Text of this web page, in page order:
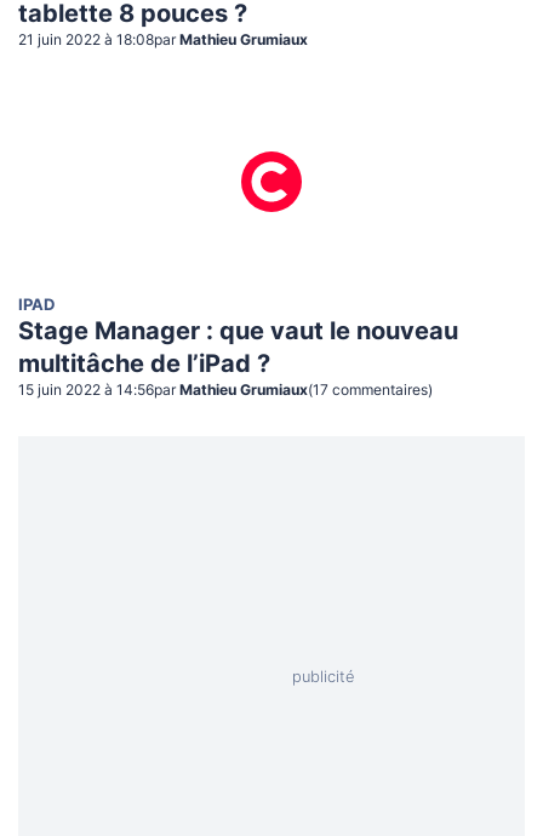
tablette 8 pouces ?
21 juin 2022 à 18:08par Mathieu Grumiaux
IPAD
Stage Manager : que vaut le nouveau
multitâche de l’iPad ?
15 juin 2022 à 14:56par Mathieu Grumiaux(17 commentaires)